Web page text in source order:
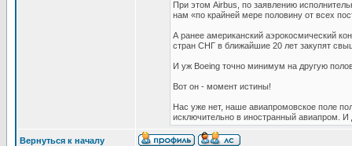
При этом Airbus, по заявлению
нам «по крайней мере половину от всех
А ранее американский аэрокосмический
стран СНГ в ближайшие 20 лет закупят
И уж Boeing точно минимум на другую
Вот он - момент истины!
Нас уже нет, наше авиапромовское поле
исключительно в иностранный авиапром. И
Вернуться к началу